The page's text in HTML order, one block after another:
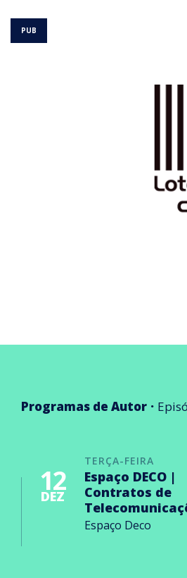
Programas de Autor
TERÇA-FEIRA
12
DEZ
Espaço DECO |
Contratos de
Espaço Deco